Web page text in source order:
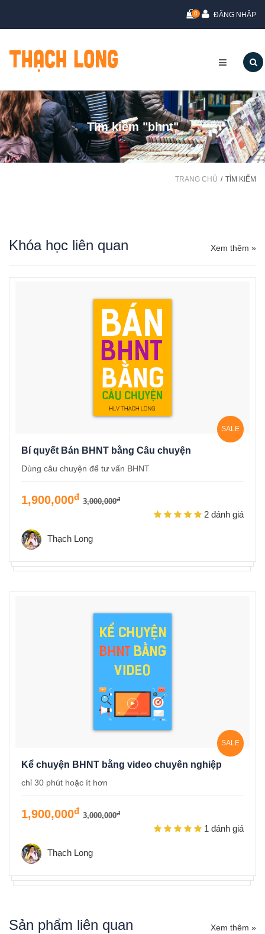
0 ĐĂNG NHẬP
Tìm kiếm "bhnt"
TRANG CHỦ TÌM KIẾM
Khóa học liên quan Xem thêm »
SALE
Bí quyết Bán BHNT bằng Câu chuyện
Dùng câu chuyện để tư vấn BHNT
1,900,000đ 3,000,000đ
2 đánh giá
Thạch Long
SALE
Kể chuyện BHNT bằng video chuyên nghiệp
chỉ 30 phút hoặc ít hơn
1,900,000đ 3,000,000đ
1 đánh giá
Thạch Long
Sản phẩm liên quan Xem thêm »